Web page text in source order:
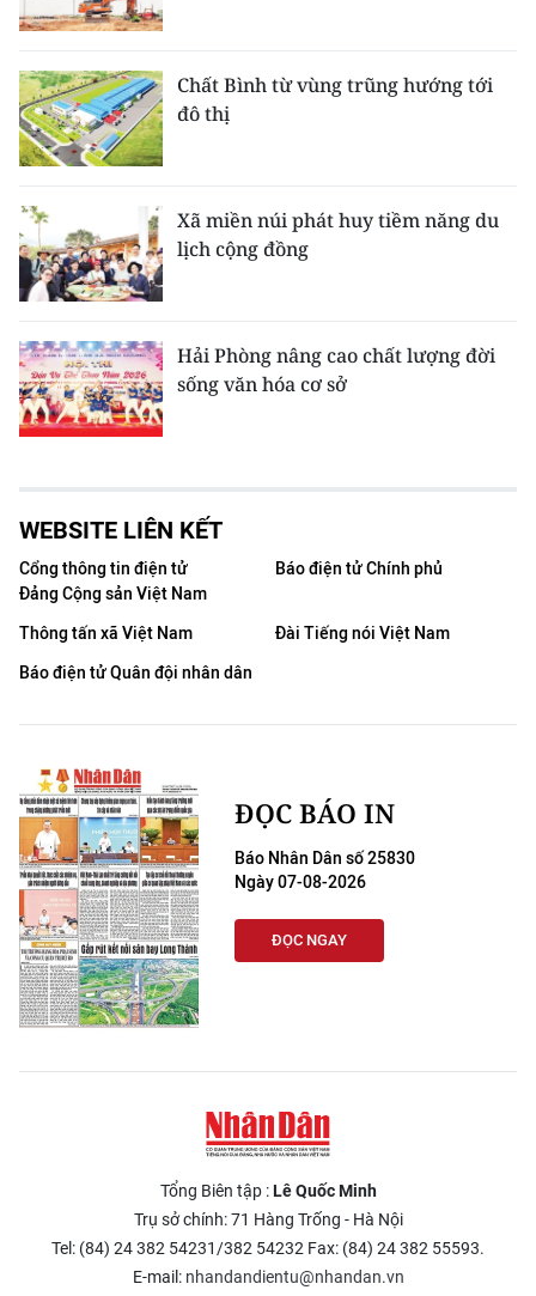
Chất Bình từ vùng trũng hướng tới
đô thị
Xã miền núi phát huy tiềm năng du
lịch cộng đồng
Hải Phòng nâng cao chất lượng đời
sống văn hóa cơ sở
WEBSITE LIÊN KẾT
Cổng thông tin điện tử
Đảng Cộng sản Việt Nam
Báo điện tử Chính phủ
Thông tấn xã Việt Nam
Đài Tiếng nói Việt Nam
Báo điện tử Quân đội nhân dân
ĐỌC BÁO IN
Báo Nhân Dân số 25830
Ngày 07-08-2026
ĐỌC NGAY
Tổng Biên tập :Lê Quốc Minh
Trụ sở chính: 71 Hàng Trống - Hà Nội
Tel: (84) 24 382 54231/382 54232 Fax: (84) 24 382 55593.
E-mail: nhandandientu@nhandan.vn